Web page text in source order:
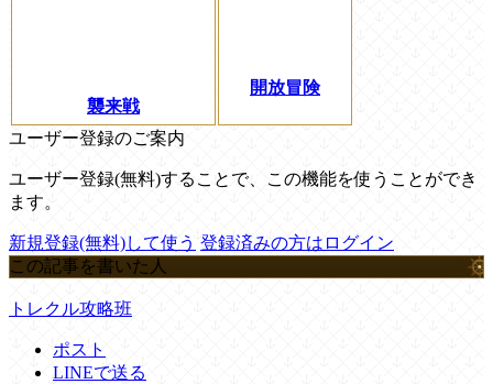
襲来戦
開放冒険
ユーザー登録のご案内
ユーザー登録(無料)することで、この機能を使うことができ
ます。
新規登録(無料)して使う 登録済みの方はログイン
この記事を書いた人
トレクル攻略班
ポスト
LINEで送る